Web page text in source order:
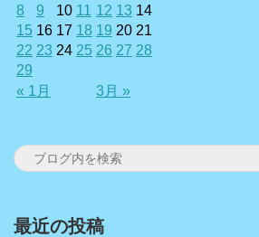
« 1月 3月 »
8
9 10 11 12 13 14
15 16 17 18 19 20 21
22 23 24 25 26 27 28
29
最近の投稿